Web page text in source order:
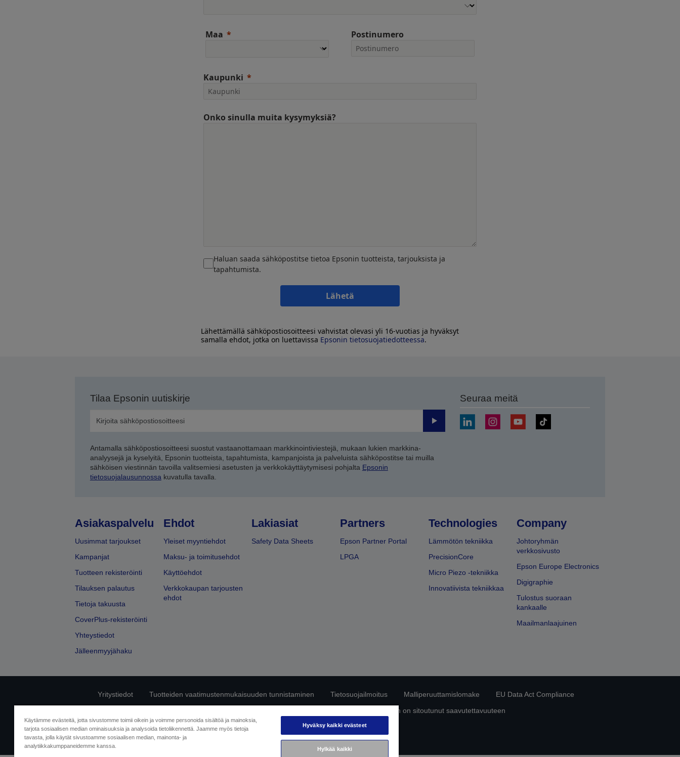
Maa Postinumero
Kaupunki
Onko sinulla muita kysymyksiä?
Haluan saada sähköpostitse tietoa Epsonin tuotteista, tarjouksista ja
tapahtumista.
Lähetä
Lähettämällä sähköpostiosoitteesi vahvistat olevasi yli 16-vuotias ja hyväksyt
samalla ehdot, jotka on luettavissa Epsonin tietosuojatiedotteessa.
Tilaa Epsonin uutiskirje
Lähetä
Antamalla sähköpostiosoitteesi suostut vastaanottamaan markkinointiviestejä, mukaan lukien markkina-
analyysejä ja kyselyitä, Epsonin tuotteista, tapahtumista, kampanjoista ja palveluista sähköpostitse tai muilla
sähköisen viestinnän tavoilla valitsemiesi asetusten ja verkkokäyttäytymisesi pohjalta Epsonin
tietosuojalausunnossa kuvatulla tavalla.
Seuraa meitä
Asiakaspalvelu
Uusimmat tarjoukset
Kampanjat
Tuotteen rekisteröinti
Tilauksen palautus
Tietoja takuusta
CoverPlus-rekisteröinti
Yhteystiedot
Jälleenmyyjähaku
Ehdot
Yleiset myyntiehdot
Maksu- ja toimitusehdot
Käyttöehdot
Verkkokaupan tarjousten
ehdot
Lakiasiat
Safety Data Sheets
Partners
Epson Partner Portal
LPGA
Technologies
Lämmötön tekniikka
PrecisionCore
Micro Piezo -tekniikka
Innovatiivista tekniikkaa
Company
Johtoryhmän
verkkosivusto
Epson Europe Electronics
Digigraphie
Tulostus suoraan
kankaalle
Maailmanlaajuinen
Yritystiedot Tuotteiden vaatimustenmukaisuuden tunnistaminen Tietosuojailmoitus Malliperuuttamislomake
EU Data Act Compliance
Epson on sitoutunut saavutettavuuteen
Käytämme evästeitä, jotta sivustomme toimii oikein ja voimme personoida sisältöä ja mainoksia,
tarjota sosiaalisen median ominaisuuksia ja analysoida tietoliikennettä. Jaamme myös tietoja
tavasta, jolla käytät sivustoamme sosiaalisen median, mainonta- ja
analytiikkakumppaneidemme kanssa.
Hyväksy kaikki evästeet
Hylkää kaikki